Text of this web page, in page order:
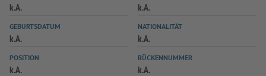
SPIELPLUS
k.A. k.A.
GEBURTSDATUM
k.A.
NATIONALITÄT
k.A.
POSITION
k.A.
RÜCKENNUMMER
k.A.